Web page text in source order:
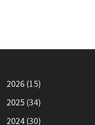
2026(15)
2025(34)
2024(30)